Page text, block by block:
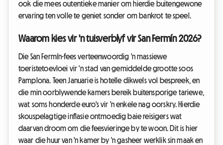
ook die mees outentieke manier om hierdie buitengewone
ervaring ten volle te geniet sonder om bankrot te speel.
Waarom kies vir 'n tuisverblyf vir San Fermín 2026?
Die San Fermín-fees verteenwoordig 'n massiewe
toeristetoevloei vir 'n stad van gemiddelde grootte soos
Pamplona. Teen Januarie is hotelle dikwels vol bespreek, en
die min oorblywende kamers bereik buitensporige tariewe,
wat soms honderde euro's vir 'n enkele nag oorskry. Hierdie
skouspelagtige inflasie ontmoedig baie reisigers wat
daarvan droom om die feesvieringe by te woon. Dit is hier
waar die huur van 'n kamer by 'n gasheer werklik sin maak en